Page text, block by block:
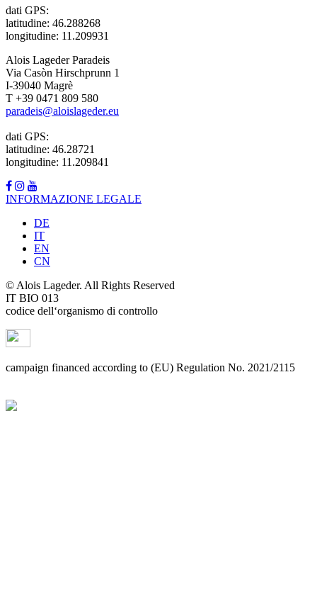
dati GPS:
latitudine: 46.288268
longitudine: 11.209931
Alois Lageder Paradeis
Via Casòn Hirschprunn 1
I-39040 Magrè
T +39 0471 809 580
paradeis@aloislageder.eu
dati GPS:
latitudine: 46.28721
longitudine: 11.209841
INFORMAZIONE LEGALE
DE
IT
EN
CN
© Alois Lageder. All Rights Reserved
IT BIO 013
codice dell‘organismo di controllo
campaign financed according to (EU) Regulation No. 2021/2115